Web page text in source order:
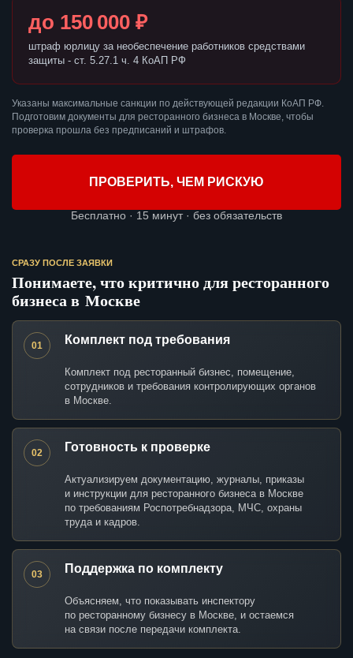
до 150 000 ₽
штраф юрлицу за необеспечение работников средствами
защиты - ст. 5.27.1 ч. 4 КоАП РФ
Указаны максимальные санкции по действующей редакции КоАП РФ.
Подготовим документы для ресторанного бизнеса в Москве, чтобы
проверка прошла без предписаний и штрафов.
ПРОВЕРИТЬ, ЧЕМ РИСКУЮ
Бесплатно · 15 минут · без обязательств
СРАЗУ ПОСЛЕ ЗАЯВКИ
Понимаете, что критично для ресторанного
бизнеса в Москве
01 Комплект под требования
Комплект под ресторанный бизнес, помещение,
сотрудников и требования контролирующих органов
в Москве.
02 Готовность к проверке
Актуализируем документацию, журналы, приказы
и инструкции для ресторанного бизнеса в Москве
по требованиям Роспотребнадзора, МЧС, охраны
труда и кадров.
03 Поддержка по комплекту
Объясняем, что показывать инспектору
по ресторанному бизнесу в Москве, и остаемся
на связи после передачи комплекта.